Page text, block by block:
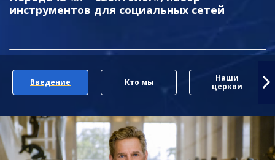
инструментов для социальных сетей
Введение Кто мы
Наши
церкви